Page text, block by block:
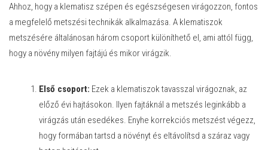
Ahhoz, hogy a klematisz szépen és egészségesen virágozzon, fontos
a megfelelő metszési technikák alkalmazása. A klematiszok
metszésére általánosan három csoport különíthető el, ami attól függ,
hogy a növény milyen fajtájú és mikor virágzik.
Első csoport: Ezek a klematiszok tavasszal virágoznak, az
előző évi hajtásokon. Ilyen fajtáknál a metszés leginkább a
virágzás után esedékes. Enyhe korrekciós metszést végezz,
hogy formában tartsd a növényt és eltávolítsd a száraz vagy